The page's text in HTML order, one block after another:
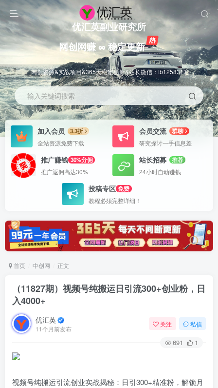
优汇英副业研究所
网创网赚 ∞ 稳定更新
网创资源&实战项目&365天稳定更新&站长微信：tb1258313
输入关键词搜索
加入会员
3.3折
全站资源免费下载
会员交流
群聊
研究探讨一手信息差
推广赚钱 30%分佣
推广返佣高达30%
站长招募
推荐
24小时自动赚钱
投稿专区 免费
教程必须完整详细！
首页 中创网 正文
（11827期）视频号纯搬运日引流300+创业粉，日
入4000+
优汇英
11个月前发布
关注 私信
691 1
视频号纯搬运引流创业实战揭秘：日引300+精准粉，解锁月